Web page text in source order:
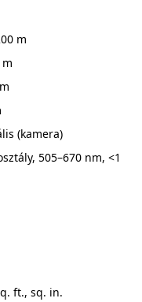
m
(kamera)
505–670 nm, <1
ft., sq. in.